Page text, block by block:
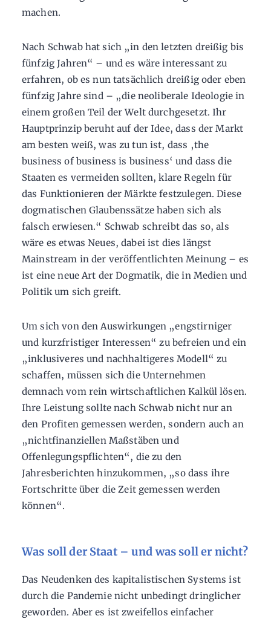
machen.
Nach Schwab hat sich „in den letzten dreißig bis
fünfzig Jahren“ – und es wäre interessant zu
erfahren, ob es nun tatsächlich dreißig oder eben
fünfzig Jahre sind – „die neoliberale Ideologie in
einem großen Teil der Welt durchgesetzt. Ihr
Hauptprinzip beruht auf der Idee, dass der Markt
am besten weiß, was zu tun ist, dass ‚the
business of business is business‘ und dass die
Staaten es vermeiden sollten, klare Regeln für
das Funktionieren der Märkte festzulegen. Diese
dogmatischen Glaubenssätze haben sich als
falsch erwiesen.“ Schwab schreibt das so, als
wäre es etwas Neues, dabei ist dies längst
Mainstream in der veröffentlichten Meinung – es
ist eine neue Art der Dogmatik, die in Medien und
Politik um sich greift.
Um sich von den Auswirkungen „engstirniger
und kurzfristiger Interessen“ zu befreien und ein
„inklusiveres und nachhaltigeres Modell“ zu
schaffen, müssen sich die Unternehmen
demnach vom rein wirtschaftlichen Kalkül lösen.
Ihre Leistung sollte nach Schwab nicht nur an
den Profiten gemessen werden, sondern auch an
„nichtfinanziellen Maßstäben und
Offenlegungspflichten“, die zu den
Jahresberichten hinzukommen, „so dass ihre
Fortschritte über die Zeit gemessen werden
können“.
Was soll der Staat – und was soll er nicht?
Das Neudenken des kapitalistischen Systems ist
durch die Pandemie nicht unbedingt dringlicher
geworden. Aber es ist zweifellos einfacher